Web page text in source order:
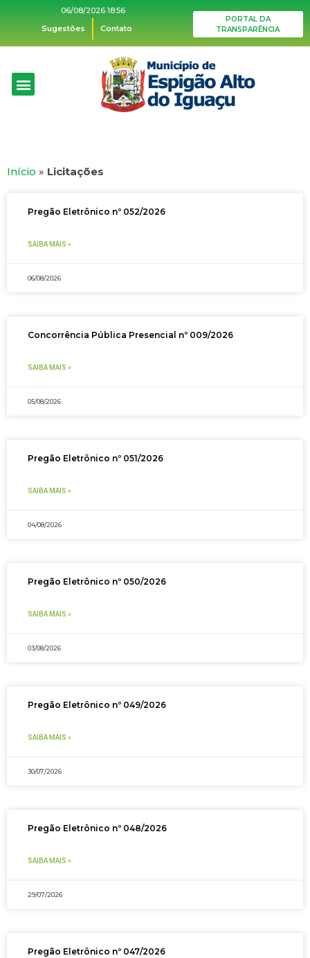
06/08/2026 18:56
Sugestões
Contato
PORTAL DA
TRANSPARÊNCIA
Início » Licitações
Pregão Eletrônico nº 052/2026
SAIBA MAIS »
06/08/2026
Concorrência Pública Presencial nº 009/2026
SAIBA MAIS »
05/08/2026
Pregão Eletrônico nº 051/2026
SAIBA MAIS »
04/08/2026
Pregão Eletrônico nº 050/2026
SAIBA MAIS »
03/08/2026
Pregão Eletrônico nº 049/2026
SAIBA MAIS »
30/07/2026
Pregão Eletrônico nº 048/2026
SAIBA MAIS »
29/07/2026
Pregão Eletrônico nº 047/2026